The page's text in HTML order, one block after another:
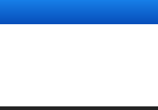
to